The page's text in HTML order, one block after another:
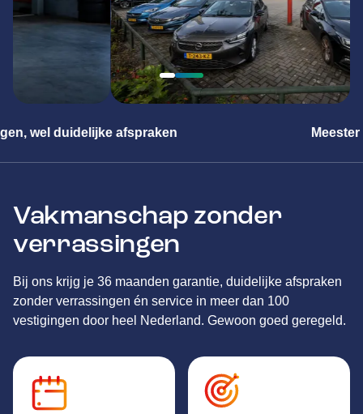
Meester in alle merken
Vakmanschap zonder
verrassingen
Bij ons krijg je 36 maanden garantie, duidelijke afspraken
zonder verrassingen én service in meer dan 100
vestigingen door heel Nederland. Gewoon goed geregeld.